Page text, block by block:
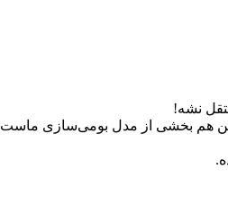
نشه!
این هم بخشی از مدل بومی‌سازی